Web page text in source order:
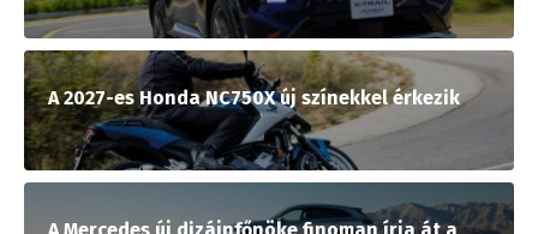
A 2027-es Honda NC750X új színekkel érkezik